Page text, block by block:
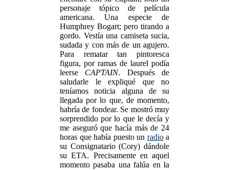
personaje tópico de película
americana. Una especie de
Humphrey Bogart; pero tirando a
gordo. Vestía una camiseta sucia,
sudada y con más de un agujero.
Para rematar tan pintoresca
figura, por ramas de laurel podía
leerse CAPTAIN. Después de
saludarle le expliqué que no
teníamos noticia alguna de su
llegada por lo que, de momento,
habría de fondear. Se mostró muy
sorprendido por lo que le decía y
me aseguró que hacía más de 24
horas que había puesto un radioa
su Consignatario (Cory) dándole
su ETA. Precisamente en aquel
momento pasaba una falúa en la